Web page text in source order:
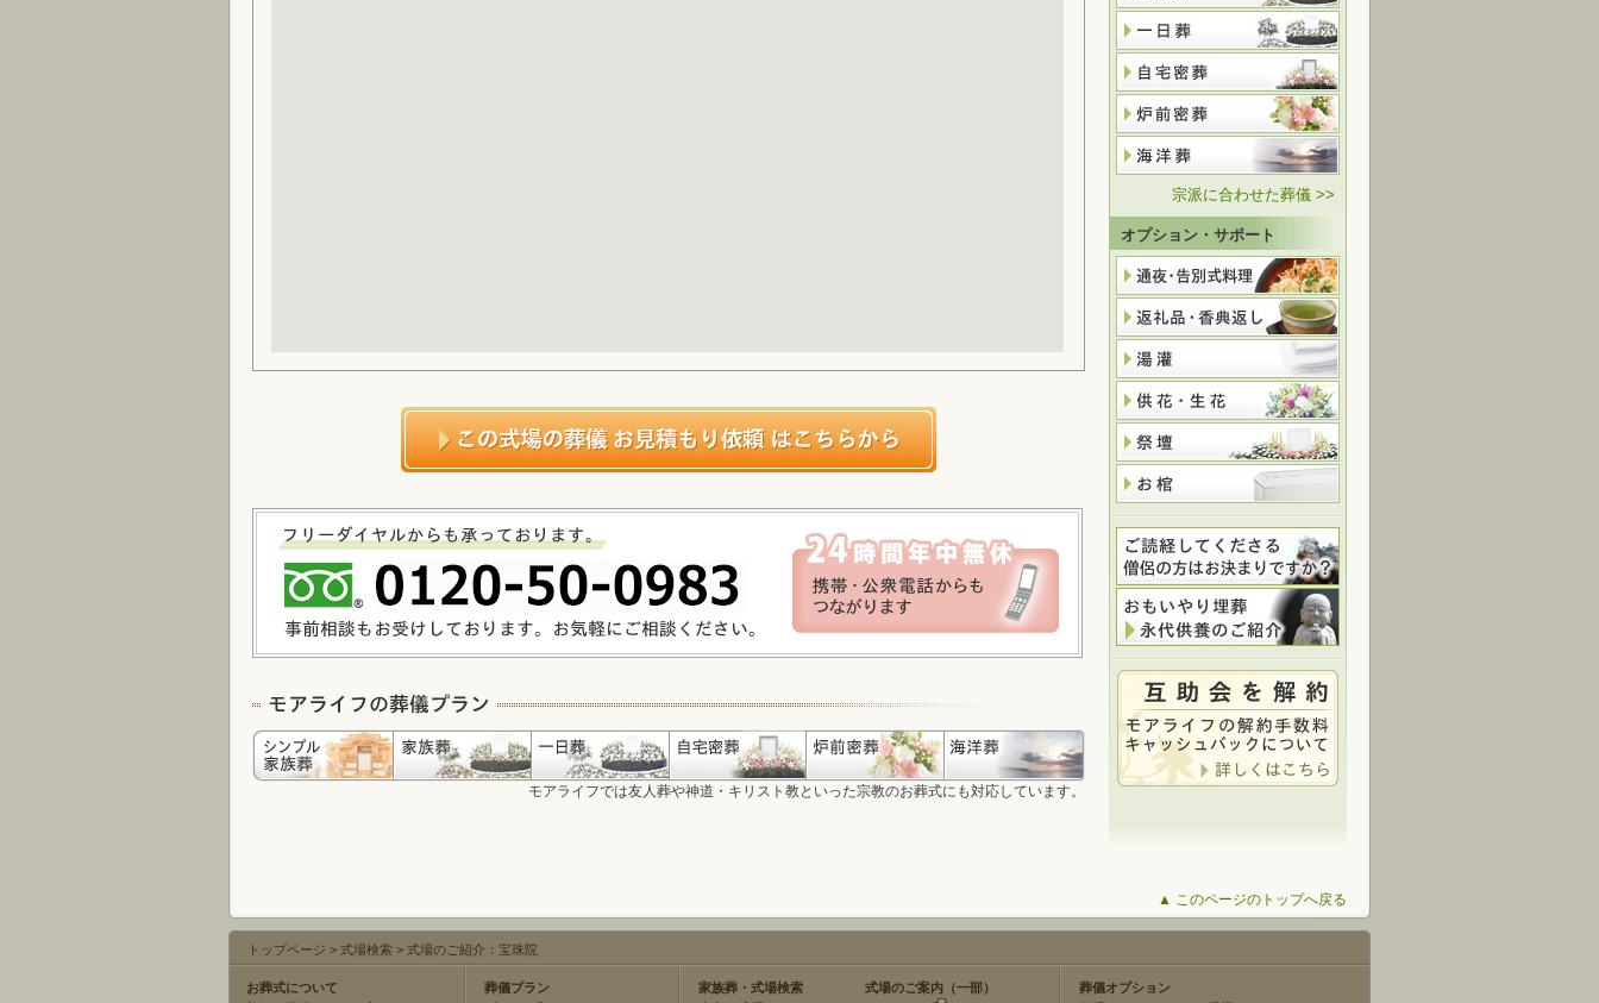
モアライフでは友人葬や神道・キリスト教といった宗教のお葬式にも対応しています。
宗派に合わせた葬儀 >>
オプション・サポート
▲ このページのトップへ戻る
トップページ > 式場検索 > 式場のご紹介：宝珠院
お葬式について
葬儀プラン
家族葬・式場検索
式場のご案内（一部）
葬儀オプション